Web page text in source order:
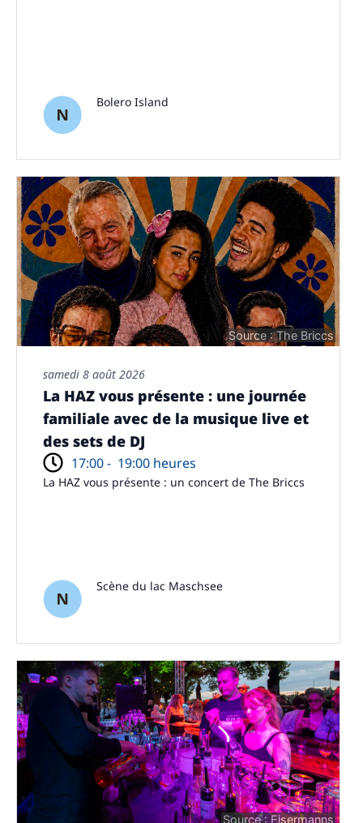
Bolero Island
Source : The Briccs
samedi 8 août 2026
La HAZ vous présente : une journée
familiale avec de la musique live et
des sets de DJ
17:00 - 19:00 heures
La HAZ vous présente : un concert de The Briccs
Scène du lac Maschsee
Source : Eisermanns